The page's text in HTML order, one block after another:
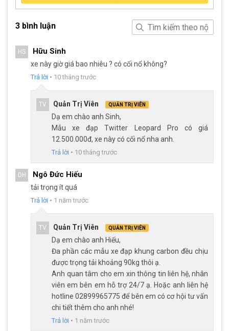
Thiết kế tinh tế từng chi tiết, giúp chiếc xe đạp luôn nổi bật
Khi kết hợp với khung sườn Carbon nhẹ, khả năng khí động học
của chiếc xe này không chỉ giúp người dùng tiết kiệm năng
lượng khi đạp xe mà còn tăng cường sự ổn định trong các điều
kiện gió lớn hoặc địa hình dốc.
Phuộc hơi có khóa hành trình
Một trong những tính năng nổi bật khác của Xe Đạp Địa Hình
MTB Twitter Leopard Pro 2025 chính là hệ thống phuộc hơi cao
cấp với tính năng khóa phuộc. Việc trang bị khóa phuộc giúp dễ
dàng điều chỉnh được sự ổn định khi di chuyển trên các đoàn
đường khác nhau
3 bình luận
HS Hữu Sinh
xe này giờ giá bao nhiêu ? có cối nổ không?
Trả lời • 10 tháng trước
TV Quản Trị Viên QUẢN TRỊ VIÊN
Dạ em chào anh Sinh,
Mẫu xe đạp Twitter Leopard Pro có giá
12.500.000đ, xe này có cối nổ nha anh.
Trả lời • 10 tháng trước
DH Ngô Đức Hiếu
tải trọng ít quá
Trả lời • 1 năm trước
TV Quản Trị Viên QUẢN TRỊ VIÊN
Dạ em chào anh Hiếu,
Đa phần các mẫu xe đạp khung carbon đều chịu
được trọng tải khoảng 90kg thôi ạ.
Anh quan tâm cho em xin thông tin liên hệ, nhân
viên em bên em hỗ trợ 24/7 ạ. Hoặc anh liên hệ
hotline 02899965775 để bên em có cơ hội tư vấn
chi tiết thêm cho anh nhé!
Trả lời • 1 năm trước